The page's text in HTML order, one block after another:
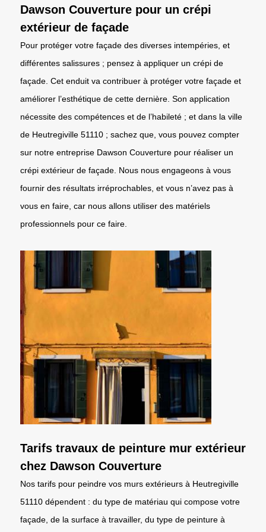
Dawson Couverture pour un crépi
extérieur de façade
Pour protéger votre façade des diverses intempéries, et
différentes salissures ; pensez à appliquer un crépi de
façade. Cet enduit va contribuer à protéger votre façade et
améliorer l’esthétique de cette dernière. Son application
nécessite des compétences et de l’habileté ; et dans la ville
de Heutregiville 51110 ; sachez que, vous pouvez compter
sur notre entreprise Dawson Couverture pour réaliser un
crépi extérieur de façade. Nous nous engageons à vous
fournir des résultats irréprochables, et vous n’avez pas à
vous en faire, car nous allons utiliser des matériels
professionnels pour ce faire.
Tarifs travaux de peinture mur extérieur
chez Dawson Couverture
Nos tarifs pour peindre vos murs extérieurs à Heutregiville
51110 dépendent : du type de matériau qui compose votre
façade, de la surface à travailler, du type de peinture à